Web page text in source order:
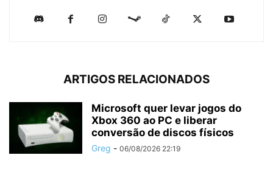
ARTIGOS RELACIONADOS
Microsoft quer levar jogos do
Xbox 360 ao PC e liberar
conversão de discos físicos
Greg - 06/08/2026 22:19